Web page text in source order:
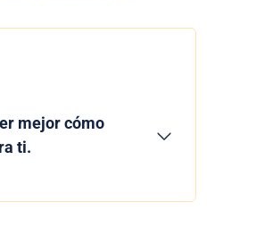
mejor cómo
ti.